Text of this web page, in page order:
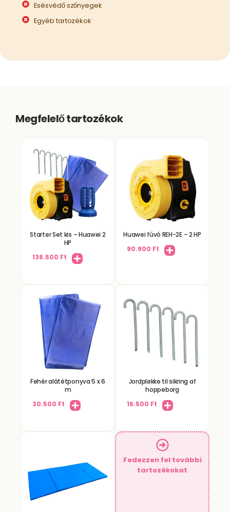
Esésvédő szőnyegek
Egyéb tartozékok
Megfelelő tartozékok
Starter Set kis – Huawei 2
HP
136.500 Ft
Huawei fúvó REH-2E – 2 HP
90.900 Ft
Fehér alátétponyva 5 x 6
m
30.500 Ft
Jordpløkke til sikring af
hoppeborg
16.500 Ft
Fedezzen fel további
tartozékokat